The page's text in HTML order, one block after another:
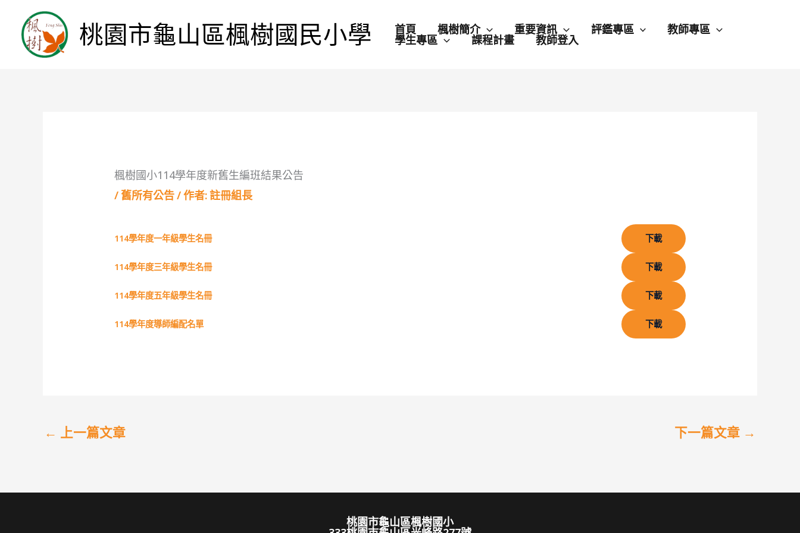
桃園市龜山區楓樹國民小學 首頁 楓樹簡介 重要資訊 評鑑專區 教師專區
學生專區 課程計畫 教師登入
楓樹國小114學年度新舊生編班結果公告
/舊所有公告/ 作者:註冊組長
114學年度一年級學生名冊 下載
114學年度三年級學生名冊 下載
114學年度五年級學生名冊 下載
114學年度導師編配名單 下載
← 上一篇文章 下一篇文章 →
桃園市龜山區楓樹國小